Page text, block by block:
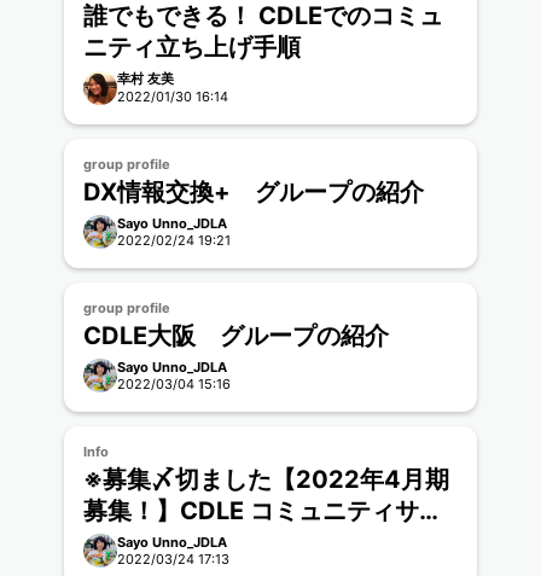
誰でもできる！ CDLEでのコミュ
ニティ立ち上げ手順
幸村 友美
2022/01/30 16:14
group profile
DX情報交換+ グループの紹介
Sayo Unno_JDLA
2022/02/24 19:21
group profile
CDLE大阪 グループの紹介
Sayo Unno_JDLA
2022/03/04 15:16
Info
※募集〆切ました【2022年4月期
募集！】CDLE コミュニティサイ
ト β版 参加要項
Sayo Unno_JDLA
2022/03/24 17:13